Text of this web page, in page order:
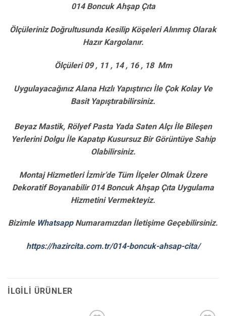
014 Boncuk Ahşap Çıta
Ölçüleriniz Doğrultusunda Kesilip Köşeleri Alınmış Olarak
Hazır Kargolanır.
Ölçüleri 09 , 11 , 14 , 16 , 18 Mm
Uygulayacağınız Alana Hızlı Yapıştırıcı İle Çok Kolay Ve
Basit Yapıştırabilirsiniz.
Beyaz Mastik, Rölyef Pasta Yada Saten Alçı İle Bileşen
Yerlerini Dolgu İle Kapatıp Kusursuz Bir Görüntüye Sahip
Olabilirsiniz.
Montaj Hizmetleri İzmir’de Tüm İlçeler Olmak Üzere
Dekoratif Boyanabilir 014 Boncuk Ahşap Çıta Uygulama
Hizmetini Vermekteyiz.
Bizimle WhatsappNumaramızdan İletişime Geçebilirsiniz.
https://hazircita.com.tr/014-boncuk-ahsap-cita/
İLGILI ÜRÜNLER